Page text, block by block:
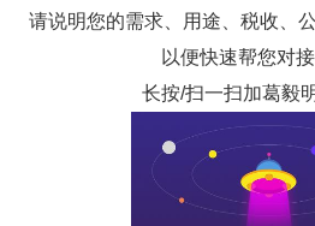
请说明您的需求、用途、税收、
以便快速帮您对
长按/扫一扫加葛毅